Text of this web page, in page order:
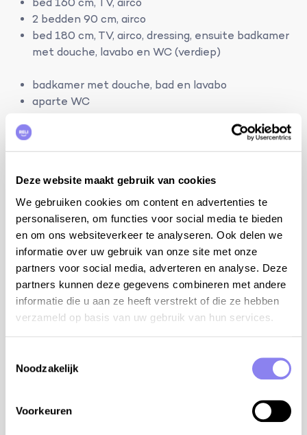
Deze website maakt gebruik van cookies
We gebruiken cookies om content en advertenties te
personaliseren, om functies voor social media te bieden
en om ons websiteverkeer te analyseren. Ook delen we
informatie over uw gebruik van onze site met onze
partners voor social media, adverteren en analyse. Deze
partners kunnen deze gegevens combineren met andere
informatie die u aan ze heeft verstrekt of die ze hebben
verzameld op basis van uw gebruik van hun services.
Noodzakelijk
Voorkeuren
bed 160 cm, TV, airco
2 bedden 90 cm, airco
bed 180 cm, TV, airco, dressing, ensuite badkamer
met douche, lavabo en WC (verdiep)
badkamer met douche, bad en lavabo
aparte WC
terrein:
woning: 257m²
haag)
zwembad: 9mx4m en 1,4m diep met Romeinse
trappen en afdekzeil, beveiligd met alarm
buitendouche aan het zwembad
petanquebaan en -ballen
2 overdekte autostaanplaatsen binnen het
terrein
airco/verwarming:
Faciliteiten
Open van